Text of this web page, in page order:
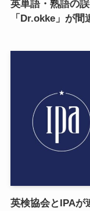
英単語・熟語の
「Dr.okke」が
英検協会とIPAが